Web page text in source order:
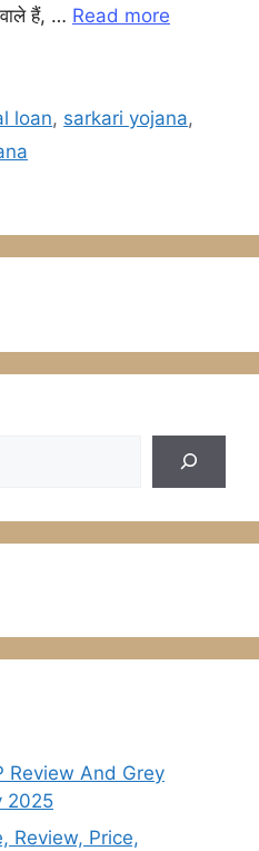
gहैं, … Read more
loan, sarkari yojana,
Review And Grey
2025
Review, Price,